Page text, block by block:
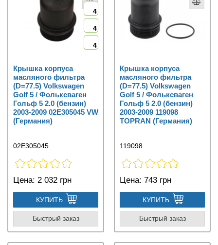
4
4
4
Крышка корпуса
масляного фильтра
(D=77.5) Volkswagen
Golf 5 / Фольксваген
Гольф 5 2.0 (бензин)
2003-2009 02E305045 VW
(Германия)
02E305045
Цена: 2 032 грн
КУПИТЬ
Быстрый заказ
Крышка корпуса
масляного фильтра
(D=77.5) Volkswagen
Golf 5 / Фольксваген
Гольф 5 2.0 (бензин)
2003-2009 119098
TOPRAN (Германия)
119098
Цена: 743 грн
КУПИТЬ
Быстрый заказ